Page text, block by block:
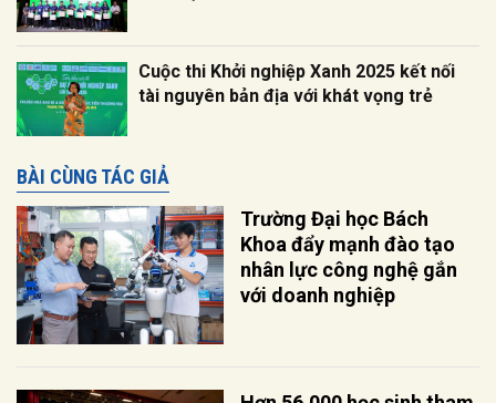
Cuộc thi Khởi nghiệp Xanh 2025 kết nối
tài nguyên bản địa với khát vọng trẻ
BÀI CÙNG TÁC GIẢ
Trường Đại học Bách
Khoa đẩy mạnh đào tạo
nhân lực công nghệ gắn
với doanh nghiệp